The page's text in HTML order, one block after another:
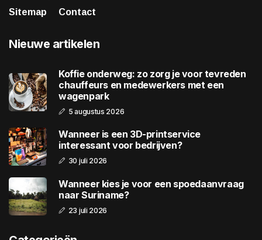
Sitemap
Contact
Nieuwe artikelen
Koffie onderweg: zo zorg je voor tevreden
chauffeurs en medewerkers met een
wagenpark
5 augustus 2026
Wanneer is een 3D-printservice
interessant voor bedrijven?
30 juli 2026
Wanneer kies je voor een spoedaanvraag
naar Suriname?
23 juli 2026